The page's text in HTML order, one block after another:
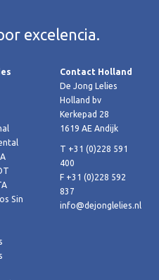
excelencia.
Sin
Contact Holland
De Jong Lelies
Holland bv
Kerkepad 28
1619 AE Andijk
T +31 (0)228 591
400
F +31 (0)228 592
837
info@dejonglelies.nl